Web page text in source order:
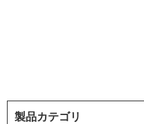
製品カテゴリ